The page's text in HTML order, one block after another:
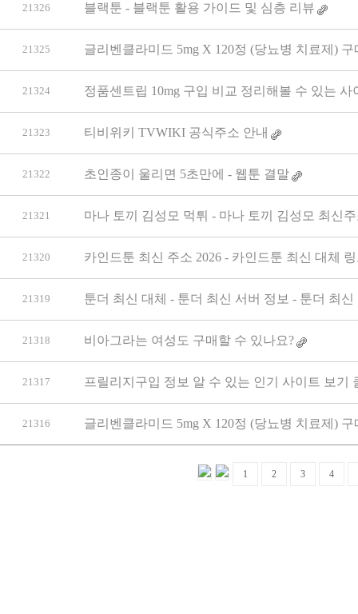
21326 블랙툰 - 블랙툰 활용 가이드 및 심층 리뷰
21325 글리벤클라미드 5mg X 120정 (당뇨병 치료제)
21324 정품센트립 10mg 구입 비교 정리해볼 수 있는
21323 티비위키 TVWIKI 공식주소 안내
21322 초인종이 울리면 5초만에 - 웹툰 결말
21321 마나 토끼 김성모 먹튀 - 마나 토끼 김성모 최신
21320 카인드툰 최신 주소 2026 - 카인드툰 최신 대체
21319 툰더 최신 대체 - 툰더 최신 서버 정보 - 툰더 최
21318 비아그라는 여성도 구매할 수 있나요?
21317 프릴리지구입 정보 알 수 있는 인기 사이트 보기
21316 글리벤클라미드 5mg X 120정 (당뇨병 치료제)
1 2 3 4